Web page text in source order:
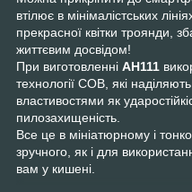
втілює в мінімалістських
прекрасної квітки троянди,
життєвим досвідом!
При виготовленні AH111
технології COB, які
властивостями як
пилозахищеність.
Все це в мініатюрному і
зручного, як і для
вам у кишені.